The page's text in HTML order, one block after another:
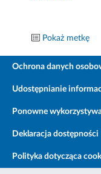
Pokaż metkę
Ochrona danych
Udostępnianie
Ponowne
Deklaracja dostępności
Polityka dotycząca